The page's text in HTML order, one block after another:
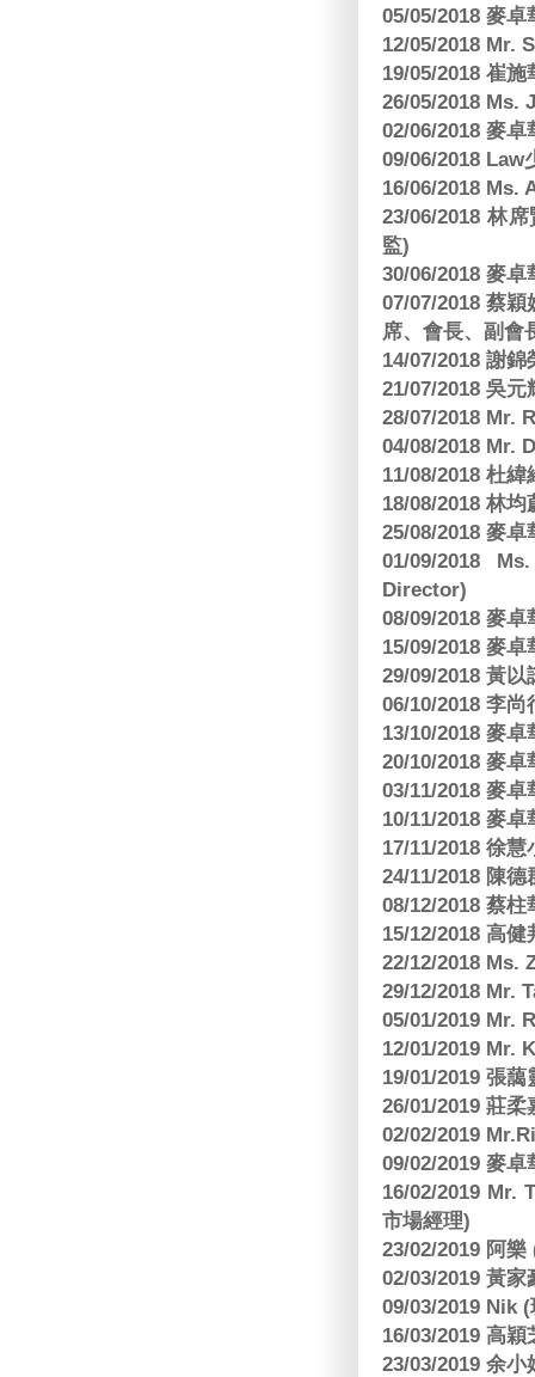
05/05/2018 麥
12/05/2018 Mr.
19/05/2018 崔
26/05/2018 Ms.
02/06/2018 麥
09/06/2018 Law
16/06/2018 Ms.
23/06/2018 林
監)
30/06/2018 麥
07/07/2018 蔡
席、會長、副會
14/07/2018 謝
21/07/2018 吳元
28/07/2018 Mr.
04/08/2018 Mr.
11/08/2018 杜
18/08/2018 林
25/08/2018 麥
01/09/2018
Director)
08/09/2018 麥
15/09/2018 麥
29/09/2018 黃
06/10/2018 李
13/10/2018 麥
20/10/2018 麥
03/11/2018 麥
10/11/2018 麥
17/11/2018 徐
24/11/2018 陳
08/12/2018 蔡
15/12/2018 高
22/12/2018 Ms.
29/12/2018 Mr.
05/01/2019 Mr.
12/01/2019 Mr.
19/01/2019 張
26/01/2019 莊
02/02/2019
09/02/2019 麥
16/02/2019 Mr.
市場經理)
23/02/2019 阿
02/03/2019 黃
09/03/2019 Nik
16/03/2019 高
23/03/2019 余